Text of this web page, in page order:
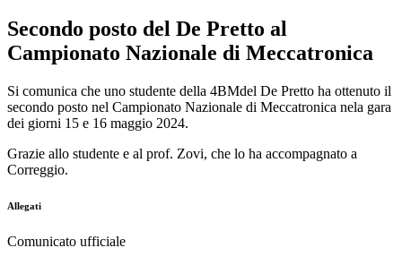
Secondo posto del De Pretto al
Campionato Nazionale di Meccatronica
Si comunica che uno studente della 4BMdel De Pretto ha ottenuto il
secondo posto nel Campionato Nazionale di Meccatronica nela gara
dei giorni 15 e 16 maggio 2024.
Grazie allo studente e al prof. Zovi, che lo ha accompagnato a
Correggio.
Allegati
Comunicato ufficiale